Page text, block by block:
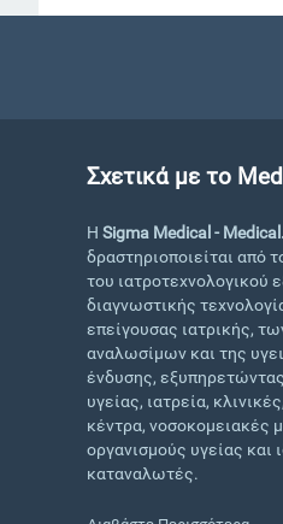
Σχετικά με το
Η Sigma Medical -
δραστηριοποιείται από
του ιατροτεχνολογικού
διαγνωστικής
επείγουσας ιατρικής,
αναλωσίμων και της
ένδυσης,
υγείας, ιατρεία,
κέντρα, νοσοκομειακές
οργανισμούς υγείας και
καταναλωτές.